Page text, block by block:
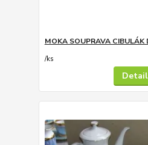
MOKA SOUPRAVA CIBULÁK
/ks
Detail